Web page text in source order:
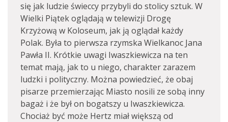
się jak ludzie świeccy przybyli do stolicy sztuk. W
Wielki Piątek oglądają w telewizji Drogę
Krzyżową w Koloseum, jak ją oglądał każdy
Polak. Była to pierwsza rzymska Wielkanoc Jana
Pawła II. Krótkie uwagi Iwaszkiewicza na ten
temat mają, jak to u niego, charakter zarazem
ludzki i polityczny. Można powiedzieć, że obaj
pisarze przemierzając Miasto nosili ze sobą inny
bagaż i że był on bogatszy u Iwaszkiewicza.
Chociaż być może Hertz miał większą od